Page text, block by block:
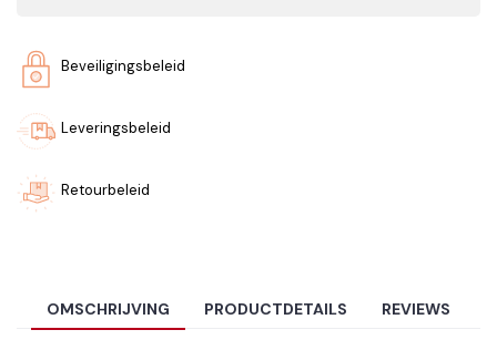
Beveiligingsbeleid
Leveringsbeleid
Retourbeleid
OMSCHRIJVING PRODUCTDETAILS REVIEWS